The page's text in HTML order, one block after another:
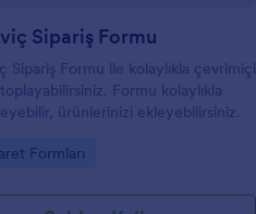
Sipariş Formu
Sipariş Formu ile kolaylıkla çevrimiçi
Formu kolaylıkla
ürünlerinizi ekleyebilirsiniz.
Category:
Formları